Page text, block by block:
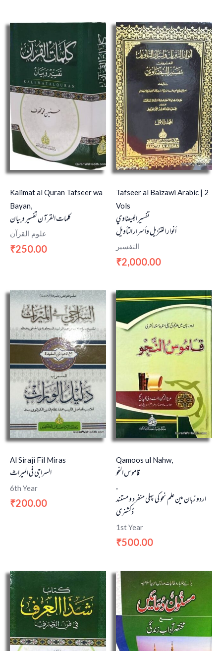
Kalimat al Quran Tafseer wa
Bayan,
كلمات القرآن تفسير وبيان
علوم القرآن
₹250.00
Tafseer al Baizawi Arabic | 2
Vols
تفسير البيضاوي
أنوار التنزيل وأسرار التأويل
التفسير
₹2,000.00
Al Siraji Fil Miras
السراجي في الميراث
6th Year
₹200.00
Qamoos ul Nahw,
قاموس النحو
,
اردو زبان مين علم نحو كى پہلی منفرد و مستند
ڈکشنری
1st Year
₹500.00